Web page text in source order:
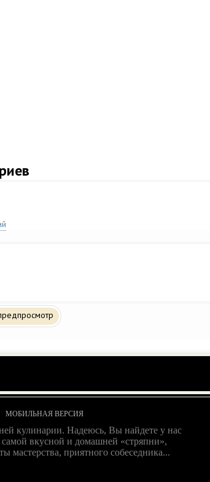
МОБИЛЬНАЯ ВЕРСИЯ
кулинарии. Надеюсь, Вы найдете у нас
самой вкусной и домашней «стряпни»,
мастерства, приятного собеседника...